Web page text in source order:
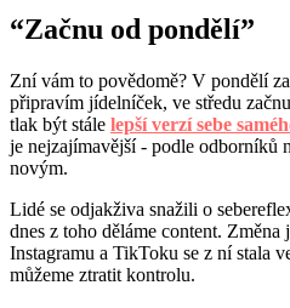
“Začnu od pondělí”
Zní vám to povědomě? V pondělí
připravím jídelníček, ve středu
tlak být stále lepší verzí sebe
je nejzajímavější - podle odborníků
novým.
Lidé se odjakživa snažili o
dnes z toho děláme content. Změna
Instagramu a TikToku se z ní stala
můžeme ztratit kontrolu.